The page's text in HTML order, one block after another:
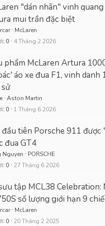
"dán nhãn" vinh
mui trần đặc biệt
McLaren
0 4 Tháng 2 2026
phẩm McLaren Artura
áo xe đua F1, vinh danh
Aston Martin
0 1 Tháng 6 2026
đầu tiên Porsche 911 được
đua GT4
Nguyen PORSCHE
0 27 Tháng 6 2026
tập MCL38
số lượng giới hạn 9
McLaren
0 20 Tháng 2 2025